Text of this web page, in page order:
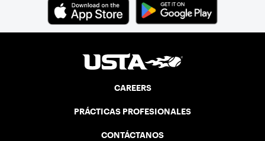
CAREERS
PRÁCTICAS PROFESIONALES
CONTÁCTANOS